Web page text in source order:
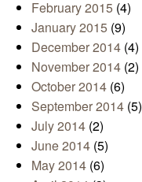
February 2015 (4)
January 2015 (9)
December 2014 (4)
November 2014 (2)
October 2014 (6)
September 2014 (5)
July 2014 (2)
June 2014 (5)
May 2014 (6)